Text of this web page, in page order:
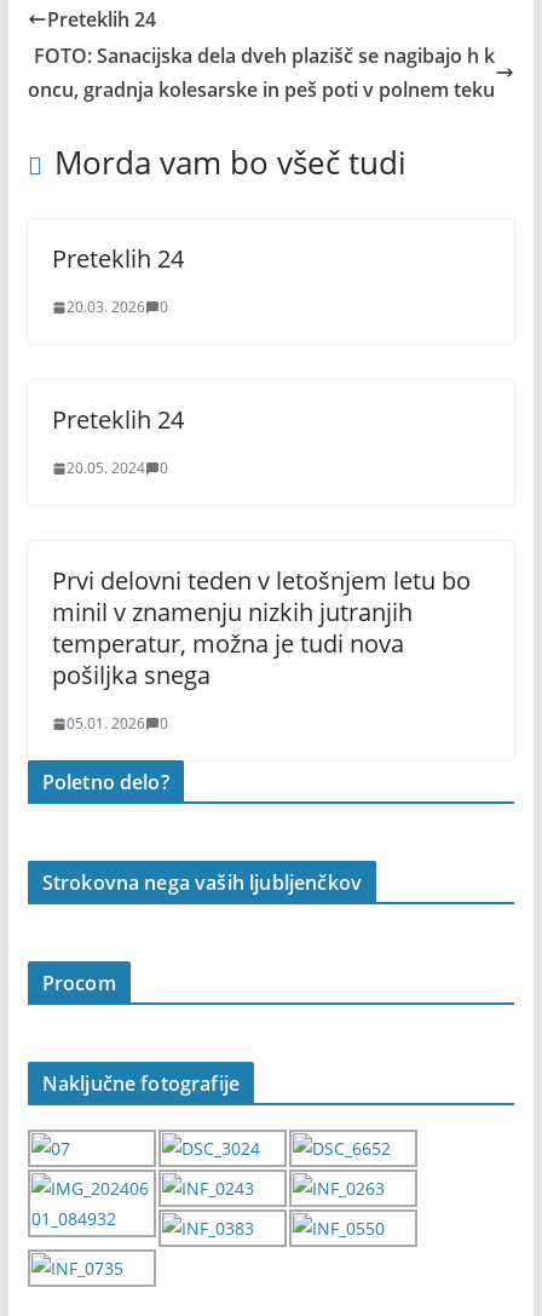
Preteklih 24
FOTO: Sanacijska dela dveh plazišč se nagibajo h k
oncu, gradnja kolesarske in peš poti v polnem teku
Morda vam bo všeč tudi
Preteklih 24
20.03. 2026 0
Preteklih 24
20.05. 2024 0
Prvi delovni teden v letošnjem letu bo
minil v znamenju nizkih jutranjih
temperatur, možna je tudi nova
pošiljka snega
05.01. 2026 0
Poletno delo?
Strokovna nega vaših ljubljenčkov
Procom
Naključne fotografije